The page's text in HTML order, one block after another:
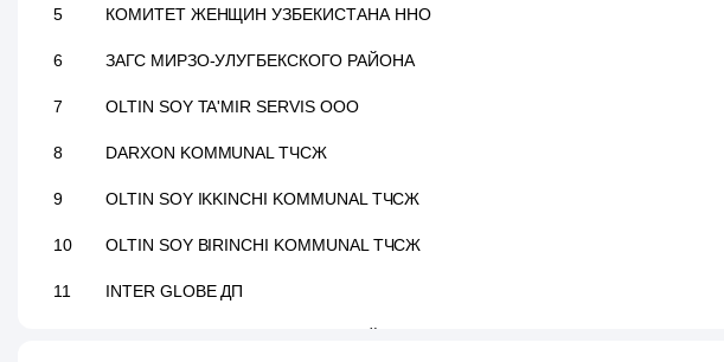
5 КОМИТЕТ ЖЕНЩИН УЗБЕКИСТАНА ННО
6 ЗАГС МИРЗО-УЛУГБЕКСКОГО РАЙОНА
7 OLTIN SOY TA'MIR SERVIS ООО
8 DARXON KOMMUNAL ТЧСЖ
9 OLTIN SOY IKKINCHI KOMMUNAL ТЧСЖ
10 OLTIN SOY BIRINCHI KOMMUNAL ТЧСЖ
11 INTER GLOBE ДП